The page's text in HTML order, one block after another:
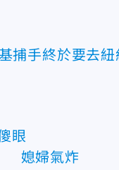
捕手終於要去
眼
媳婦氣炸